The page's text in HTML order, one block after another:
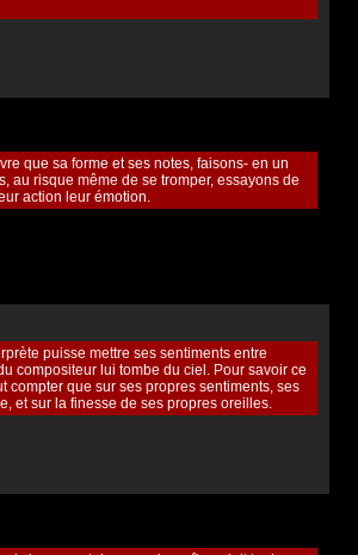
que sa forme et ses notes, faisons- en un
au risque même de se tromper, essayons de
action leur émotion.
puisse mettre ses sentiments entre
compositeur lui tombe du ciel. Pour savoir ce
compter que sur ses propres sentiments, ses
et sur la finesse de ses propres oreilles.